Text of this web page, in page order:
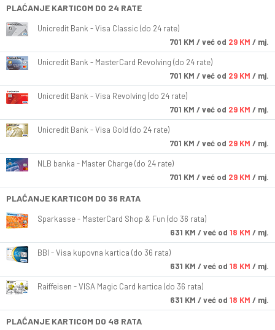
PLAĆANJE KARTICOM DO 24 RATE
Unicredit Bank - Visa Classic (do 24 rate)
701 KM / već od 29 KM / mj.
Unicredit Bank - MasterCard Revolving (do 24 rate)
701 KM / već od 29 KM / mj.
Unicredit Bank - Visa Revolving (do 24 rate)
701 KM / već od 29 KM / mj.
Unicredit Bank - Visa Gold (do 24 rate)
701 KM / već od 29 KM / mj.
NLB banka - Master Charge (do 24 rate)
701 KM / već od 29 KM / mj.
PLAĆANJE KARTICOM DO 36 RATA
Sparkasse - MasterCard Shop & Fun (do 36 rata)
631 KM / već od 18 KM / mj.
BBI - Visa kupovna kartica (do 36 rata)
631 KM / već od 18 KM / mj.
Raiffeisen - VISA Magic Card kartica (do 36 rata)
631 KM / već od 18 KM / mj.
PLAĆANJE KARTICOM DO 48 RATA